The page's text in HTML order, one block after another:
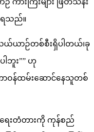
ရသည်။
ယာဉ်တစ်စီးရှိပါတယ်၊ခု
ဘူး”” ဟု
ဝန်ထမ်း​ဆောင်​နေသူတစ်
ေးတံတားကို ကုန်စည်